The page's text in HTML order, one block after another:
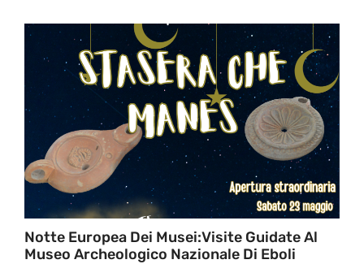
Notte Europea Dei Musei:Visite Guidate Al
Museo Archeologico Nazionale Di Eboli